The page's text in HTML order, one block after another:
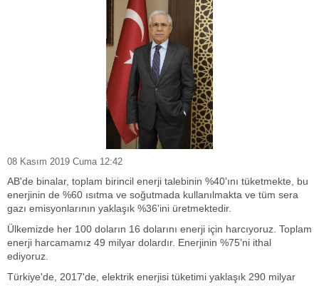
08 Kasım 2019 Cuma 12:42
AB'de binalar, toplam birincil enerji talebinin %40'ını tüketmekte, bu
enerjinin de %60 ısıtma ve soğutmada kullanılmakta ve tüm sera
gazı emisyonlarının yaklaşık %36'ini üretmektedir.
Ülkemizde her 100 doların 16 dolarını enerji için harcıyoruz. Toplam
enerji harcamamız 49 milyar dolardır. Enerjinin %75’ni ithal
ediyoruz.
Türkiye'de, 2017'de, elektrik enerjisi tüketimi yaklaşık 290 milyar